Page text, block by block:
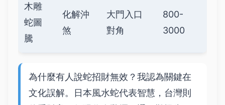
木雕
蛇圖
騰
化解沖
煞
大門入口
對角
800-
3000
為什麼有人說蛇招財無效？我認為關鍵在
文化誤解。日本風水蛇代表智慧，台灣則